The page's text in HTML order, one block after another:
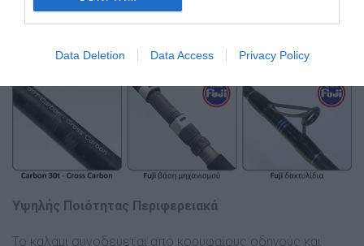
Data Deletion Data Access Privacy Policy
βάρος του και η απεριόριστη αντοχή του θα σας
μανιβέλας.
Υψηλής Ποιότητας Περιφερειακά
Το καλάμι συνοδεύεται από κορυφαίους οδηγούς και